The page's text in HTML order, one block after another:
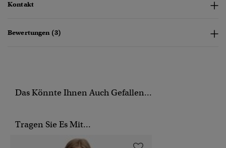
Kontakt
Bewertungen (3)
Das Könnte Ihnen Auch Gefallen...
Tragen Sie Es Mit...